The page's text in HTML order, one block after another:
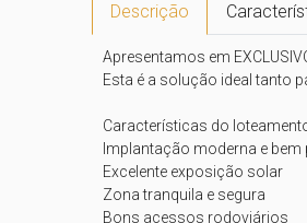
Descrição
Apresentamos em
Esta é a solução ideal tanto
Características do
Implantação moderna e bem
Excelente exposição solar
Zona tranquila e segura
Bons acessos rodoviários